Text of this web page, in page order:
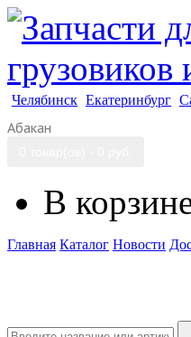
Челябинск Екатеринбург
Абакан
В
Главная Каталог Новости